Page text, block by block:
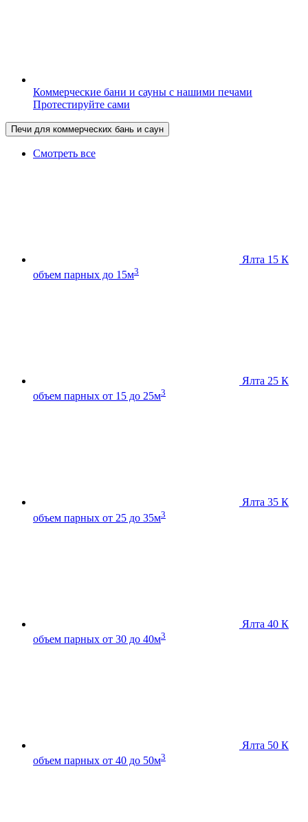
Коммерческие бани и сауны с нашими печами
Протестируйте сами
Печи для коммерческих бань и саун
Смотреть все
Ялта 15 К
объем парных до 15м3
Ялта 25 К
объем парных от 15 до 25м3
Ялта 35 К
объем парных от 25 до 35м3
Ялта 40 К
объем парных от 30 до 40м3
Ялта 50 К
объем парных от 40 до 50м3